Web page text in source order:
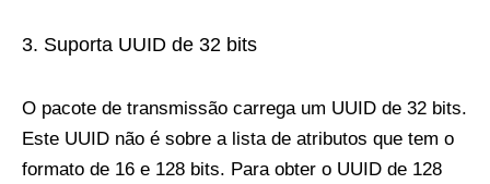
Suporta UUID de 32 bits
O pacote de transmissão carrega um UUID de 32 bits.
Este UUID não é sobre a lista de atributos que tem o
formato de 16 e 128 bits. Para obter o UUID de 128